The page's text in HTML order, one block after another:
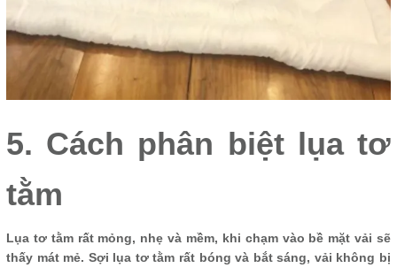
5. Cách phân biệt lụa tơ
tằm
Lụa tơ tằm rất mỏng, nhẹ và mềm, khi chạm vào bề mặt vải sẽ
thấy mát mẻ. Sợi lụa tơ tằm rất bóng và bắt sáng, vải không bị